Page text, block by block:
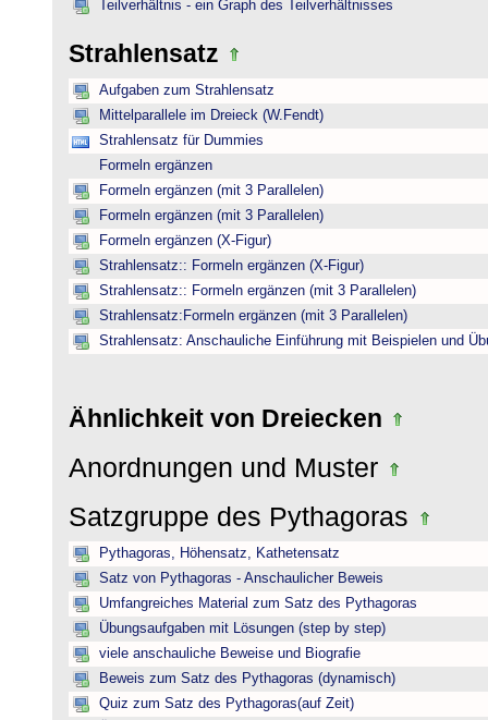
Teilverhältnis - ein Graph des Teilverhältnisses
Strahlensatz
Aufgaben zum Strahlensatz
Mittelparallele im Dreieck (W.Fendt)
Strahlensatz für Dummies
Formeln ergänzen
Formeln ergänzen (mit 3 Parallelen)
Formeln ergänzen (mit 3 Parallelen)
Formeln ergänzen (X-Figur)
Strahlensatz:: Formeln ergänzen (X-Figur)
Strahlensatz:: Formeln ergänzen (mit 3 Parallelen)
Strahlensatz:Formeln ergänzen (mit 3 Parallelen)
Strahlensatz: Anschauliche Einführung mit Beispielen und
Ähnlichkeit von Dreiecken
Anordnungen und Muster
Satzgruppe des Pythagoras
Pythagoras, Höhensatz, Kathetensatz
Satz von Pythagoras - Anschaulicher Beweis
Umfangreiches Material zum Satz des Pythagoras
Übungsaufgaben mit Lösungen (step by step)
viele anschauliche Beweise und Biografie
Beweis zum Satz des Pythagoras (dynamisch)
Quiz zum Satz des Pythagoras(auf Zeit)